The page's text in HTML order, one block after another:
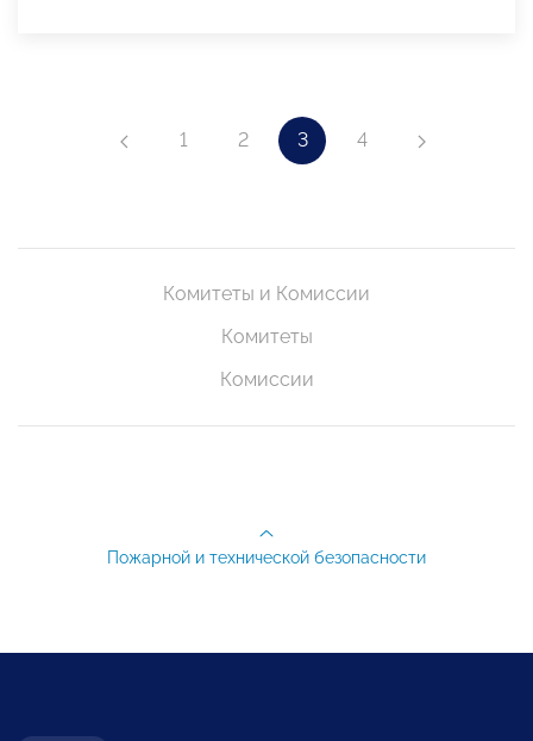
1 2 3 4
Комитеты и Комиссии
Комитеты
Комиссии
Пожарной и технической безопасности